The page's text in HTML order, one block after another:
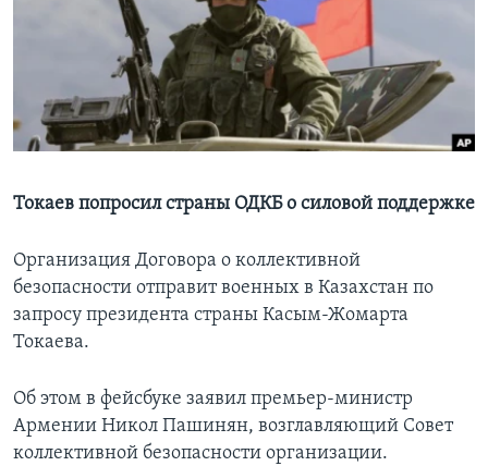
Learning English
СОЦИАЛЬНЫЕ СЕТИ
Языки
Токаев попросил страны ОДКБ о силовой поддержке
Организация Договора о коллективной
безопасности отправит военных в Казахстан по
запросу президента страны Касым-Жомарта
Токаева.
Об этом в фейсбуке заявил премьер-министр
Армении Никол Пашинян, возглавляющий Совет
коллективной безопасности организации.